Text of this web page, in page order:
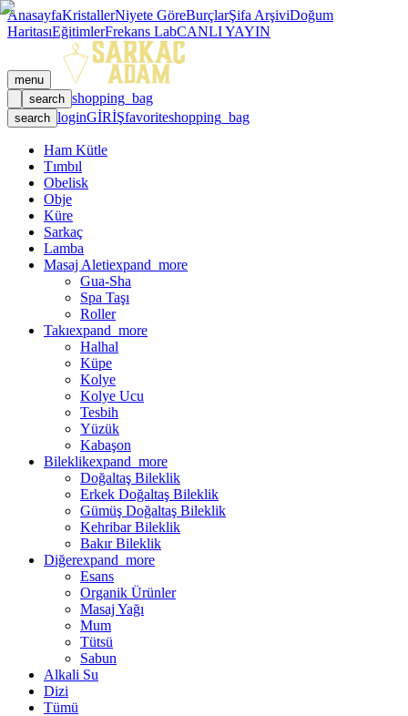
AnasayfaKristallerNiyete GöreBurçlarŞifa ArşiviDoğum
HaritasıEğitimlerFrekans LabCANLI YAYIN
menu
search shopping_bag
search loginGİRİŞfavoriteshopping_bag
Ham Kütle
Tımbıl
Obelisk
Obje
Küre
Sarkaç
Lamba
Masaj Aletiexpand_more
Gua-Sha
Spa Taşı
Roller
Takıexpand_more
Halhal
Küpe
Kolye
Kolye Ucu
Tesbih
Yüzük
Kabaşon
Bileklikexpand_more
Doğaltaş Bileklik
Erkek Doğaltaş Bileklik
Gümüş Doğaltaş Bileklik
Kehribar Bileklik
Bakır Bileklik
Diğerexpand_more
Esans
Organik Ürünler
Masaj Yağı
Mum
Tütsü
Sabun
Alkali Su
Dizi
Tümü